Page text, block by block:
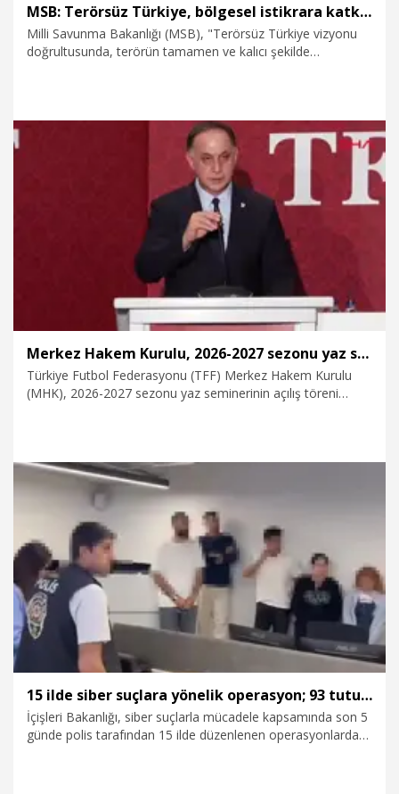
MSB: Terörsüz Türkiye, bölgesel istikrara katkı sunan stratejik bir vizyondur
Milli Savunma Bakanlığı (MSB), "Terörsüz Türkiye vizyonu
doğrultusunda, terörün tamamen ve kalıcı şekilde
bölgesel istikrara katkı sunan stratejik bir vizyondur"
Merkez Hakem Kurulu, 2026-2027 sezonu yaz semineri başladı
Türkiye Futbol Federasyonu (TFF) Merkez Hakem Kurulu
(MHK), 2026-2027 sezonu yaz seminerinin açılış töreni
Başkanı Ferhat Gündoğdu, TFF Başkan Vekili Fuat Göktaş,
Elit Hakem Direktörü Anthony Taylor’ın yanı sıra yönetim
kurulu üyeleri, hakem eğitmenleri, hakemler ve davetliler
4.08.2026 Spor
15 ilde siber suçlara yönelik operasyon; 93 tutuklama
İçişleri Bakanlığı, siber suçlarla mücadele kapsamında son 5
günde polis tarafından 15 ilde düzenlenen operasyonlarda